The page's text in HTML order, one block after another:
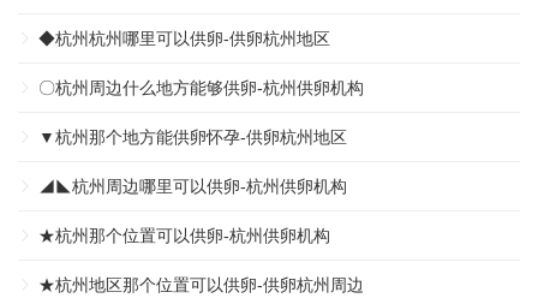
◆杭州杭州哪里可以供卵-供卵杭州地区
〇杭州周边什么地方能够供卵-杭州供卵机构
▼杭州那个地方能供卵怀孕-供卵杭州地区
◢◣杭州周边哪里可以供卵-杭州供卵机构
★杭州那个位置可以供卵-杭州供卵机构
★杭州地区那个位置可以供卵-供卵杭州周边